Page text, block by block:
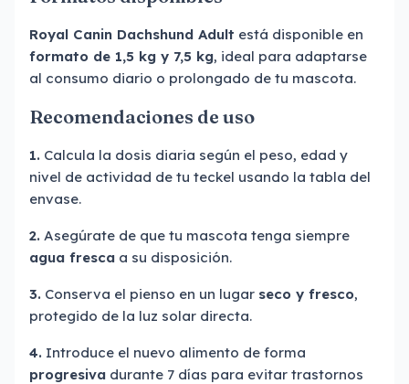
Royal Canin Dachshund Adult está disponible en
formato de 1,5 kg y 7,5 kg, ideal para adaptarse
al consumo diario o prolongado de tu mascota.
Recomendaciones de uso
1. Calcula la dosis diaria según el peso, edad y
nivel de actividad de tu teckel usando la tabla del
envase.
2. Asegúrate de que tu mascota tenga siempre
agua fresca a su disposición.
3. Conserva el pienso en un lugar seco y fresco,
protegido de la luz solar directa.
4. Introduce el nuevo alimento de forma
progresiva durante 7 días para evitar trastornos